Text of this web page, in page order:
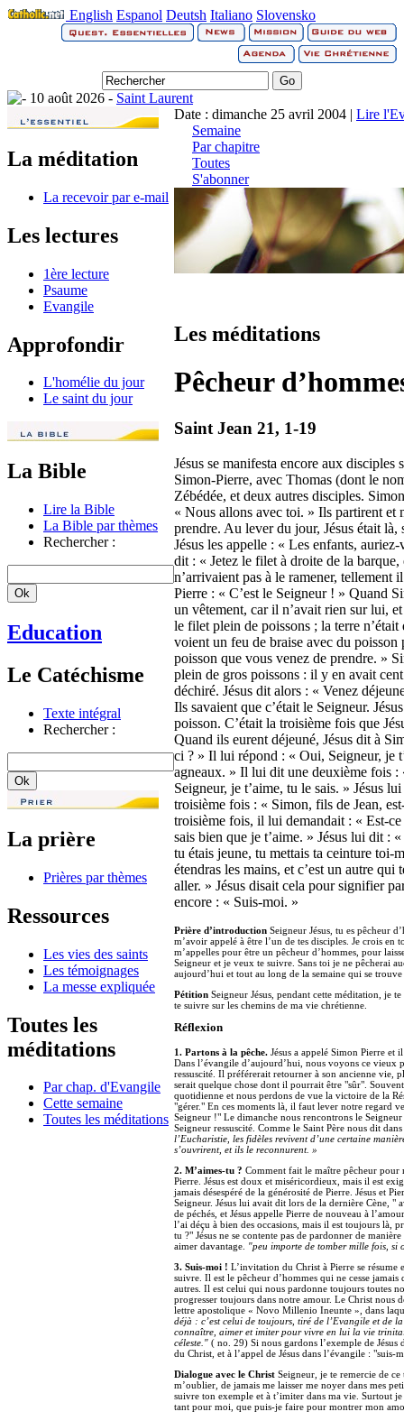
English Espanol Deutsh Italiano Slovensko
10 août 2026 - Saint Laurent
La méditation
La recevoir par e-mail
Les lectures
1ère lecture
Psaume
Evangile
Approfondir
L'homélie du jour
Le saint du jour
La Bible
Lire la Bible
La Bible par thèmes
Rechercher :
Education
Le Catéchisme
Texte intégral
Rechercher :
La prière
Prières par thèmes
Ressources
Les vies des saints
Les témoignages
La messe expliquée
Toutes les
méditations
Par chap. d'Evangile
Cette semaine
Toutes les méditations
Date : dimanche 25 avril 2004 | Lire
Semaine
Par chapitre
Toutes
S'abonner
Les méditations
Pêcheur
Saint Jean 21, 1-19
Jésus se manifesta encore aux
Simon-Pierre, avec Thomas (dont le
Zébédée, et deux autres disciples.
« Nous allons avec toi. » Ils partirent et
prendre. Au lever du jour, Jésus était là,
Jésus les appelle : « Les enfants,
dit : « Jetez le filet à droite de la
n’arrivaient pas à le ramener,
Pierre : « C’est le Seigneur ! » Quand
un vêtement, car il n’avait rien sur lui,
le filet plein de poissons ; la terre
voient un feu de braise avec du
poisson que vous venez de prendre. »
plein de gros poissons : il y en avait
déchiré. Jésus dit alors : « Venez
Ils savaient que c’était le Seigneur.
poisson. C’était la troisième fois que
Quand ils eurent déjeuné, Jésus dit à
ci ? » Il lui répond : « Oui, Seigneur, je
agneaux. » Il lui dit une deuxième fois
Seigneur, je t’aime, tu le sais. » Jésus
troisième fois : « Simon, fils de Jean,
troisième fois, il lui demandait : « Est-
sais bien que je t’aime. » Jésus lui dit :
tu étais jeune, tu mettais ta ceinture toi-
étendras les mains, et c’est un autre
aller. » Jésus disait cela pour signifier
encore : « Suis-moi. »
Prière d’introduction Seigneur Jésus, tu es pêcheur
m’avoir appelé à être l’un de tes disciples. Je crois en
m’appelles pour être un pêcheur d’hommes, pour
Seigneur et je veux te suivre. Sans toi je ne pêcherai
aujourd’hui et tout au long de la semaine qui se
Pétition Seigneur Jésus, pendant cette méditation, je
te suivre sur les chemins de ma vie chrétienne.
Réflexion
1. Partons à la pêche. Jésus a appelé Simon Pierre
Dans l’évangile d’aujourd’hui, nous voyons ce vieux
ressuscité. Il préférerait retourner à son ancienne vie,
serait quelque chose dont il pourrait être "sûr".
quotidienne et nous perdons de vue la victoire de la
"gérer." En ces moments là, il faut lever notre regard
Seigneur !" Le dimanche nous rencontrons le
Seigneur ressuscité. Comme le Saint Père nous dit
l’Eucharistie, les fidèles revivent d’une certaine
s’ouvrirent, et ils le reconnurent. »
2. M’aimes-tu ? Comment fait le maître pêcheur pour
Pierre. Jésus est doux et miséricordieux, mais il est
jamais désespéré de la générosité de Pierre. Jésus et
Seigneur. Jésus lui avait dit lors de la dernière Cène,
de péchés, et Jésus appelle Pierre de nouveau à
l’ai déçu à bien des occasions, mais il est toujours là,
tu ?" Jésus ne se contente pas de pardonner de
aimer davantage. "peu importe de tomber mille fois,
3. Suis-moi ! L’invitation du Christ à Pierre se résume
suivre. Il est le pêcheur d’hommes qui ne cesse
autres. Il est celui qui nous pardonne toujours toutes
progresser toujours dans notre amour. Le Christ nous
lettre apostolique « Novo Millenio Ineunte », dans
déjà : c’est celui de toujours, tiré de l’Evangile et de
connaître, aimer et imiter pour vivre en lui la vie
céleste." ( no. 29) Si nous gardons l’exemple de
du Christ, et à l’appel de Jésus dans l’évangile : "suis-
Dialogue avec le Christ Seigneur, je te remercie de
m’oublier, de jamais me laisser me noyer dans mes
suivre ton exemple et à t’imiter dans ma vie. Surtout
tant pour moi, que puis-je faire pour montrer mon